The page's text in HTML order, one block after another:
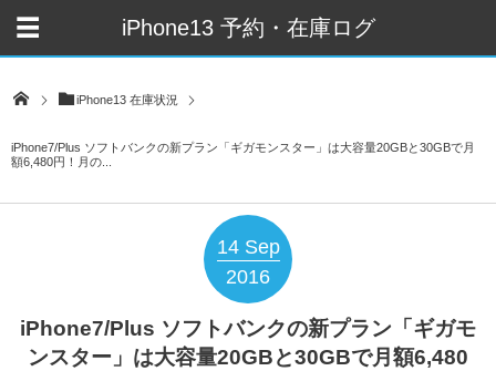
iPhone13 予約・在庫ログ
iPhone13 在庫状況
iPhone7/Plus ソフトバンクの新プラン「ギガモンスター」は大容量20GBと30GBで月
額6,480円！月の...
14 Sep
2016
iPhone7/Plus ソフトバンクの新プラン「ギガモ
ンスター」は大容量20GBと30GBで月額6,480